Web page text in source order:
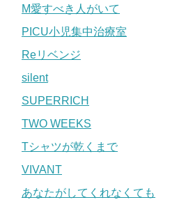
M愛すべき人がいて
PICU小児集中治療室
Reリベンジ
silent
SUPERRICH
TWO WEEKS
Tシャツが乾くまで
VIVANT
あなたがしてくれなくても